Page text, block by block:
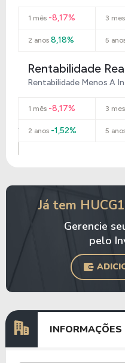
1 mês -8,17% 3
2 anos 8,18% 5
Rentabilidade
Rentabilidade Menos A
1 mês -8,17% 3
2 anos -1,52% 5
Já tem
Gerencie
pelo